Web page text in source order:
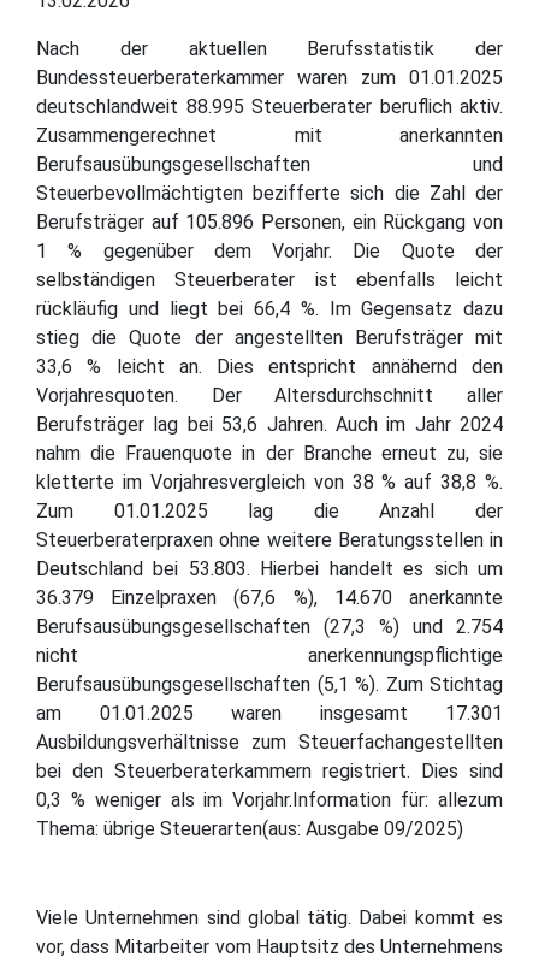
Nach der aktuellen Berufsstatistik der
Bundessteuerberaterkammer waren zum 01.01.2025
deutschlandweit 88.995 Steuerberater beruflich aktiv.
Zusammengerechnet mit anerkannten
Berufsausübungsgesellschaften und
Steuerbevollmächtigten bezifferte sich die Zahl der
Berufsträger auf 105.896 Personen, ein Rückgang von
1 % gegenüber dem Vorjahr. Die Quote der
selbständigen Steuerberater ist ebenfalls leicht
rückläufig und liegt bei 66,4 %. Im Gegensatz dazu
stieg die Quote der angestellten Berufsträger mit
33,6 % leicht an. Dies entspricht annähernd den
Vorjahresquoten. Der Altersdurchschnitt aller
Berufsträger lag bei 53,6 Jahren. Auch im Jahr 2024
nahm die Frauenquote in der Branche erneut zu, sie
kletterte im Vorjahresvergleich von 38 % auf 38,8 %.
Zum 01.01.2025 lag die Anzahl der
Steuerberaterpraxen ohne weitere Beratungsstellen in
Deutschland bei 53.803. Hierbei handelt es sich um
36.379 Einzelpraxen (67,6 %), 14.670 anerkannte
Berufsausübungsgesellschaften (27,3 %) und 2.754
nicht anerkennungspflichtige
Berufsausübungsgesellschaften (5,1 %). Zum Stichtag
am 01.01.2025 waren insgesamt 17.301
Ausbildungsverhältnisse zum Steuerfachangestellten
bei den Steuerberaterkammern registriert. Dies sind
0,3 % weniger als im Vorjahr.Information für: allezum
Thema: übrige Steuerarten(aus: Ausgabe 09/2025)
Viele Unternehmen sind global tätig. Dabei kommt es
vor, dass Mitarbeiter vom Hauptsitz des Unternehmens